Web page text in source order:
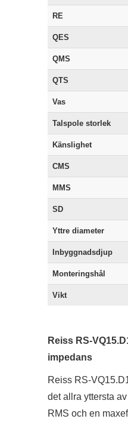
RE
QES
QMS
QTS
Vas
Talspole storlek
Känslighet
CMS
MMS
SD
Yttre diameter
Inbyggnadsdjup
Monteringshål
Vikt
Reiss RS-
impedans
Reiss RS-
det allra yttersta
RMS och en